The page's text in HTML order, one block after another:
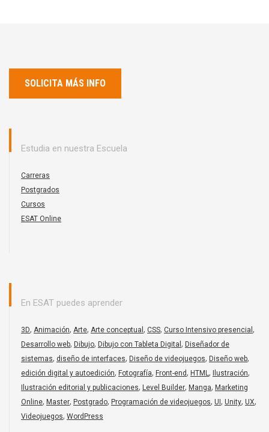
SOLICITA MÁS INFO
Estudia en nuestra Escuela
Carreras
Postgrados
Cursos
ESAT Online
En ESAT puedes aprender
3D, Animación, Arte, Arte conceptual , CSS, Curso Intensivo presencial ,
Desarrollo web, Dibujo, Dibujo con Tableta Digital , Diseñador de
sistemas, diseño de interfaces, Diseño de videojuegos, Diseño web,
edición digital y autoedición, Fotografía, Front-end, HTML , Ilustración,
Ilustración editorial y publicaciones, Level Builder, Manga, Marketing
Online, Master, Postgrado, Programación de videojuegos, UI, Unity, UX,
Videojuegos, WordPress